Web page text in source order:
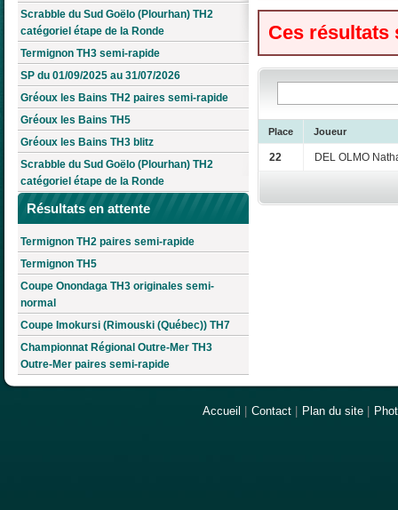
Scrabble du Sud Goëlo (Plourhan) TH2
catégoriel étape de la Ronde
Termignon TH3 semi-rapide
SP du 01/09/2025 au 31/07/2026
Gréoux les Bains TH2 paires semi-rapide
Gréoux les Bains TH5
Gréoux les Bains TH3 blitz
Scrabble du Sud Goëlo (Plourhan) TH2
catégoriel étape de la Ronde
Résultats en attente
Termignon TH2 paires semi-rapide
Termignon TH5
Coupe Onondaga TH3 originales semi-
normal
Coupe Imokursi (Rimouski (Québec)) TH7
Championnat Régional Outre-Mer TH3
Outre-Mer paires semi-rapide
Ces résultats
Place Joueur
22 DEL OLMO
Accueil Contact Plan du site